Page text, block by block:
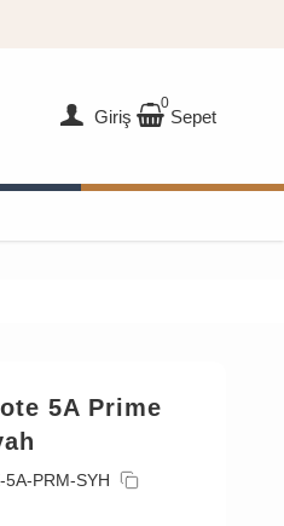
Giriş
0
Sepet
5A Prime
PRM-SYH